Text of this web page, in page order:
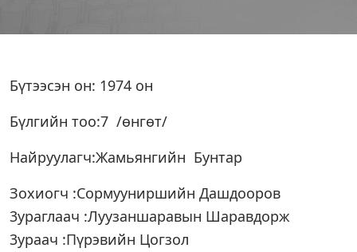
Бүтээсэн он: 1974 он
Бүлгийн тоо:7 /өнгөт/
Найруулагч:Жамьянгийн Бунтар
Зохиогч :Сормууниршийн Дашдооров
3ураглаач :Луузаншаравын Шаравдорж
3ураач :Пүрэвийн Цогзол